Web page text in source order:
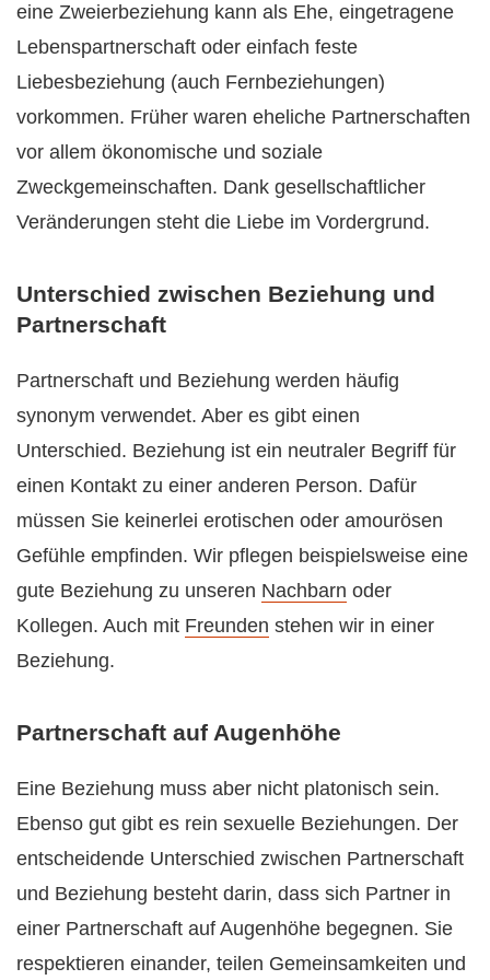
eine Zweierbeziehung kann als Ehe, eingetragene
Lebenspartnerschaft oder einfach feste
Liebesbeziehung (auch Fernbeziehungen)
vorkommen. Früher waren eheliche Partnerschaften
vor allem ökonomische und soziale
Zweckgemeinschaften. Dank gesellschaftlicher
Veränderungen steht die Liebe im Vordergrund.
Unterschied zwischen Beziehung und
Partnerschaft
Partnerschaft und Beziehung werden häufig
synonym verwendet. Aber es gibt einen
Unterschied. Beziehung ist ein neutraler Begriff für
einen Kontakt zu einer anderen Person. Dafür
müssen Sie keinerlei erotischen oder amourösen
Gefühle empfinden. Wir pflegen beispielsweise eine
gute Beziehung zu unseren Nachbarn oder
Kollegen. Auch mit Freunden stehen wir in einer
Beziehung.
Partnerschaft auf Augenhöhe
Eine Beziehung muss aber nicht platonisch sein.
Ebenso gut gibt es rein sexuelle Beziehungen. Der
entscheidende Unterschied zwischen Partnerschaft
und Beziehung besteht darin, dass sich Partner in
einer Partnerschaft auf Augenhöhe begegnen. Sie
respektieren einander, teilen Gemeinsamkeiten und